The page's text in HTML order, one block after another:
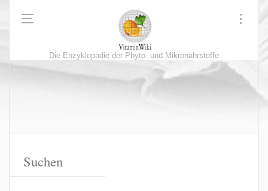
Die Enzyklopädie der Phyto- und Mikronährstoffe